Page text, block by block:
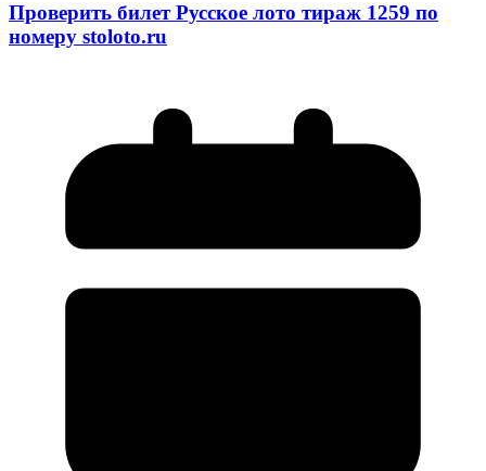
Проверить билет Русское лото тираж 1259 по
номеру stoloto.ru